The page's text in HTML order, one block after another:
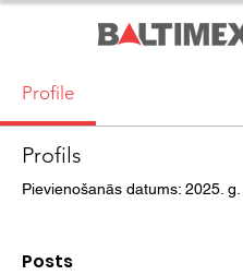
Profile
Profils
Pievienošanās datums: 2025. g.
Posts